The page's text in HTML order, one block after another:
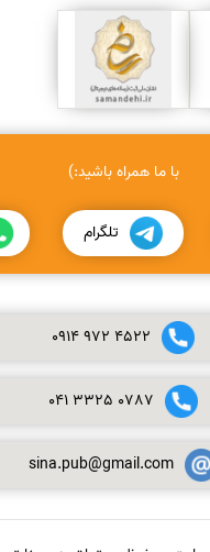
با ما همراه باشید:)
تلگرام
0914972 4522
041 3325 0787
sina.pub@gmail.com